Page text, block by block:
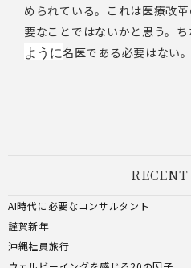
められている。これは医療改
要なことではないかと思う。
ように名医である必要はない。
AI時代に必要なコンサルタント
謹賀新年
沖縄社員旅行